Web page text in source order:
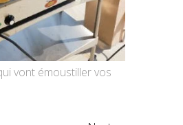
vont émoustiller vos